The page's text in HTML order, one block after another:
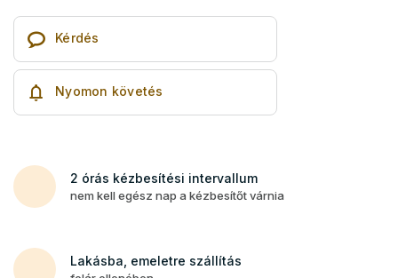
Kérdés
Nyomon követés
2 órás kézbesítési intervallum
nem kell egész nap a kézbesítőt várnia
Lakásba, emeletre szállítás